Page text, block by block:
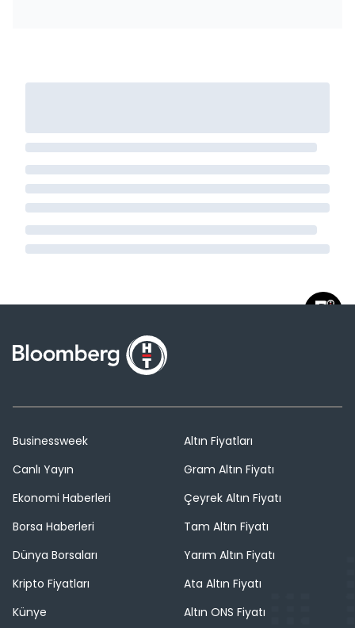
Businessweek
Canlı Yayın
Ekonomi Haberleri
Borsa Haberleri
Dünya Borsaları
Kripto Fiyatları
Künye
Altın Fiyatları
Gram Altın Fiyatı
Çeyrek Altın Fiyatı
Tam Altın Fiyatı
Yarım Altın Fiyatı
Ata Altın Fiyatı
Altın ONS Fiyatı